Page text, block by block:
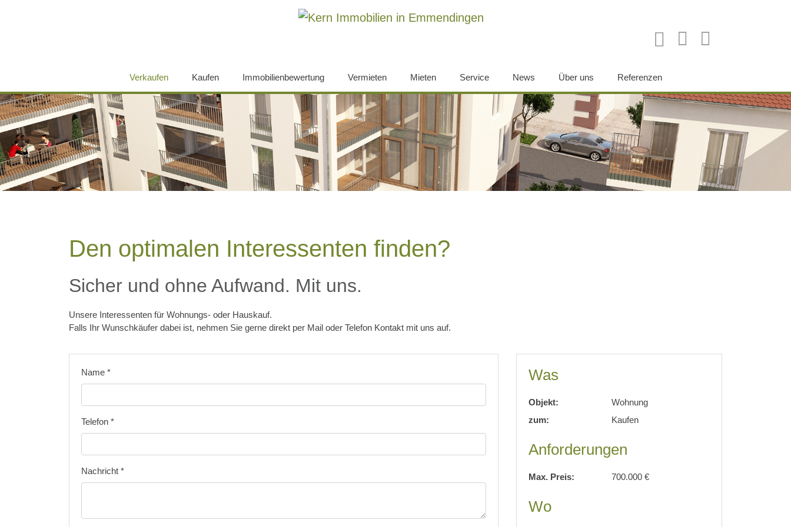
Direkt zum Inhalt
Verkaufen(current)Kaufen Immobilienbewertung Vermieten Mieten Service News Über uns Referenzen
Den optimalen Interessenten finden?
Sicher und ohne Aufwand. Mit uns.
Unsere Interessenten für Wohnungs- oder Hauskauf.
Falls Ihr Wunschkäufer dabei ist, nehmen Sie gerne direkt per Mail oder Telefon Kontakt mit uns auf.
Name *
Telefon *
Nachricht *
Was
Objekt:
Wohnung
zum:
Kaufen
Anforderungen
Max. Preis: 700.000 €
Wo